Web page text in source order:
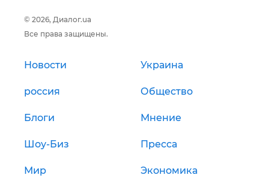
© 2026, Диалог.ua
Все права защищены.
Новости Украина
россия Общество
Блоги Мнение
Шоу-Биз Пресса
Мир Экономика